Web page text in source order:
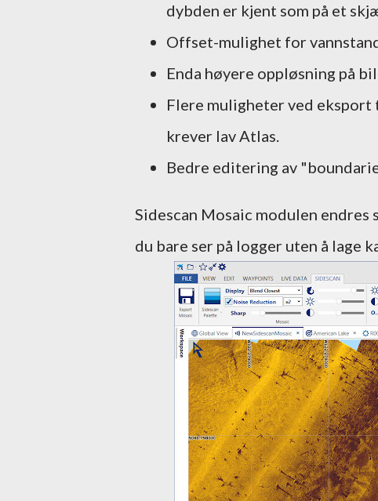
dybden er kjent som på et
Offset-mulighet for
Enda høyere oppløsning på
Flere muligheter ved
krever lav Atlas.
Bedre editering av
Sidescan Mosaic modulen
du bare ser på logger uten å lage